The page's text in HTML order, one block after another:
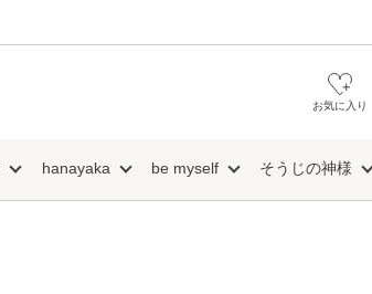
お気に入り
hanayaka be myself そうじの神様